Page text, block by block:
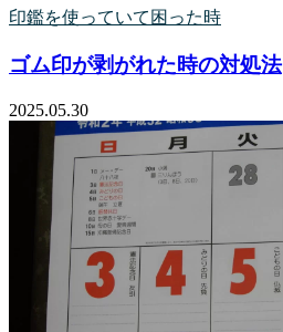
印鑑を使っていて困った時
ゴム印が剥がれた時の対処法
2025.05.30